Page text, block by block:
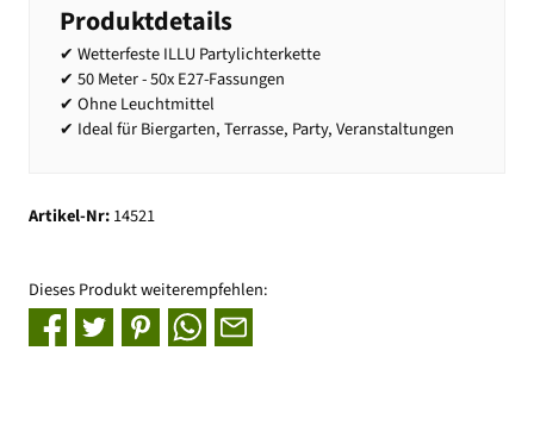
Produktdetails
✔ Wetterfeste ILLU Partylichterkette
✔ 50 Meter - 50x E27-Fassungen
✔ Ohne Leuchtmittel
✔ Ideal für Biergarten, Terrasse, Party, Veranstaltungen
Artikel-Nr:14521
Dieses Produkt weiterempfehlen: